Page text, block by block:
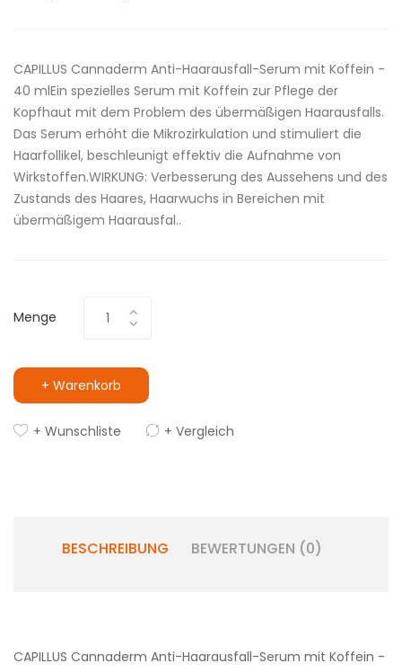
CAPILLUS Cannaderm Anti-Haarausfall-Serum mit Koffein -
40 mlEin spezielles Serum mit Koffein zur Pflege der
Kopfhaut mit dem Problem des übermäßigen Haarausfalls.
Das Serum erhöht die Mikrozirkulation und stimuliert die
Haarfollikel, beschleunigt effektiv die Aufnahme von
Wirkstoffen.WIRKUNG: Verbesserung des Aussehens und des
Zustands des Haares, Haarwuchs in Bereichen mit
übermäßigem Haarausfal..
Menge
+ Warenkorb
+ Wunschliste + Vergleich
BESCHREIBUNG BEWERTUNGEN (0)
CAPILLUS Cannaderm Anti-Haarausfall-Serum mit Koffein -